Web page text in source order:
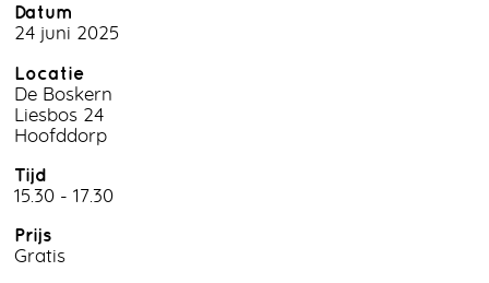
Datum
24 juni 2025
Locatie
De Boskern
Liesbos 24
Hoofddorp
Tijd
15.30 - 17.30
Prijs
Gratis